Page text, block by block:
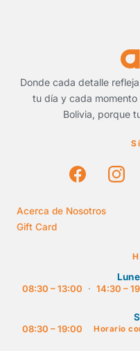
Donde cada detalle
tu día y cada
Bolivia, porque
Acerca de Nosotros
Gift Card
08:30 – 13:00
· 14:30 –
08:30 – 19:00
Horario